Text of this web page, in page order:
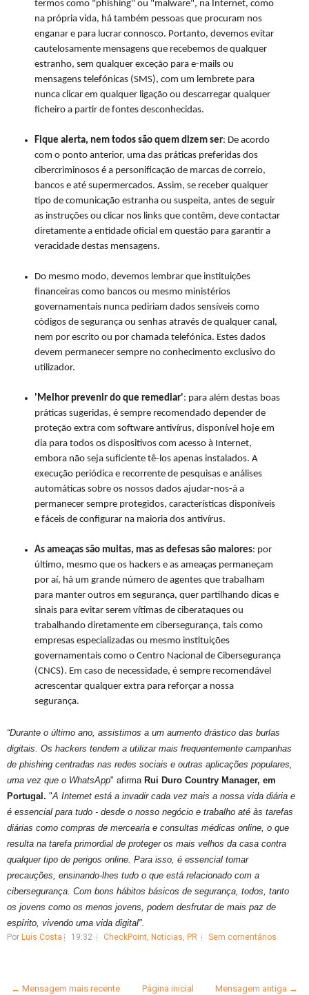
termos como "phishing" ou "malware", na Internet, como
na própria vida, há também pessoas que procuram nos
enganar e para lucrar connosco. Portanto, devemos evitar
cautelosamente mensagens que recebemos de qualquer
estranho, sem qualquer exceção para e-mails ou
mensagens telefónicas (SMS), com um lembrete para
nunca clicar em qualquer ligação ou descarregar qualquer
ficheiro a partir de fontes desconhecidas.
Fique alerta, nem todos são quem dizem ser: De acordo
com o ponto anterior, uma das práticas preferidas dos
cibercriminosos é a personificação de marcas de correio,
bancos e até supermercados. Assim, se receber qualquer
tipo de comunicação estranha ou suspeita, antes de seguir
as instruções ou clicar nos links que contêm, deve contactar
diretamente a entidade oficial em questão para garantir a
veracidade destas mensagens.
Do mesmo modo, devemos lembrar que instituições
financeiras como bancos ou mesmo ministérios
governamentais nunca pediriam dados sensíveis como
códigos de segurança ou senhas através de qualquer canal,
nem por escrito ou por chamada telefónica. Estes dados
devem permanecer sempre no conhecimento exclusivo do
utilizador.
'Melhor prevenir do que remediar': para além destas boas
práticas sugeridas, é sempre recomendado depender de
proteção extra com software antivírus, disponível hoje em
dia para todos os dispositivos com acesso à Internet,
embora não seja suficiente tê-los apenas instalados. A
execução periódica e recorrente de pesquisas e análises
automáticas sobre os nossos dados ajudar-nos-á a
permanecer sempre protegidos, características disponíveis
e fáceis de configurar na maioria dos antivírus.
As ameaças são muitas, mas as defesas são maiores: por
último, mesmo que os hackers e as ameaças permaneçam
por aí, há um grande número de agentes que trabalham
para manter outros em segurança, quer partilhando dicas e
sinais para evitar serem vítimas de ciberataques ou
trabalhando diretamente em cibersegurança, tais como
empresas especializadas ou mesmo instituições
governamentais como o Centro Nacional de Cibersegurança
(CNCS). Em caso de necessidade, é sempre recomendável
acrescentar qualquer extra para reforçar a nossa
segurança.
“Durante o último ano, assistimos a um aumento drástico das burlas
digitais. Os hackers tendem a utilizar mais frequentemente campanhas
de phishing centradas nas redes sociais e outras aplicações populares,
uma vez que o WhatsApp" afirma Rui Duro Country Manager, em
Portugal. "A Internet está a invadir cada vez mais a nossa vida diária e
é essencial para tudo - desde o nosso negócio e trabalho até às tarefas
diárias como compras de mercearia e consultas médicas online, o que
resulta na tarefa primordial de proteger os mais velhos da casa contra
qualquer tipo de perigos online. Para isso, é essencial tomar
precauções, ensinando-lhes tudo o que está relacionado com a
cibersegurança. Com bons hábitos básicos de segurança, todos, tanto
os jovens como os menos jovens, podem desfrutar de mais paz de
espírito, vivendo uma vida digital".
Por Luís Costa 19:32 CheckPoint, Notícias, PR Sem comentários
← Mensagem mais recente Mensagem antiga →
Página inicial